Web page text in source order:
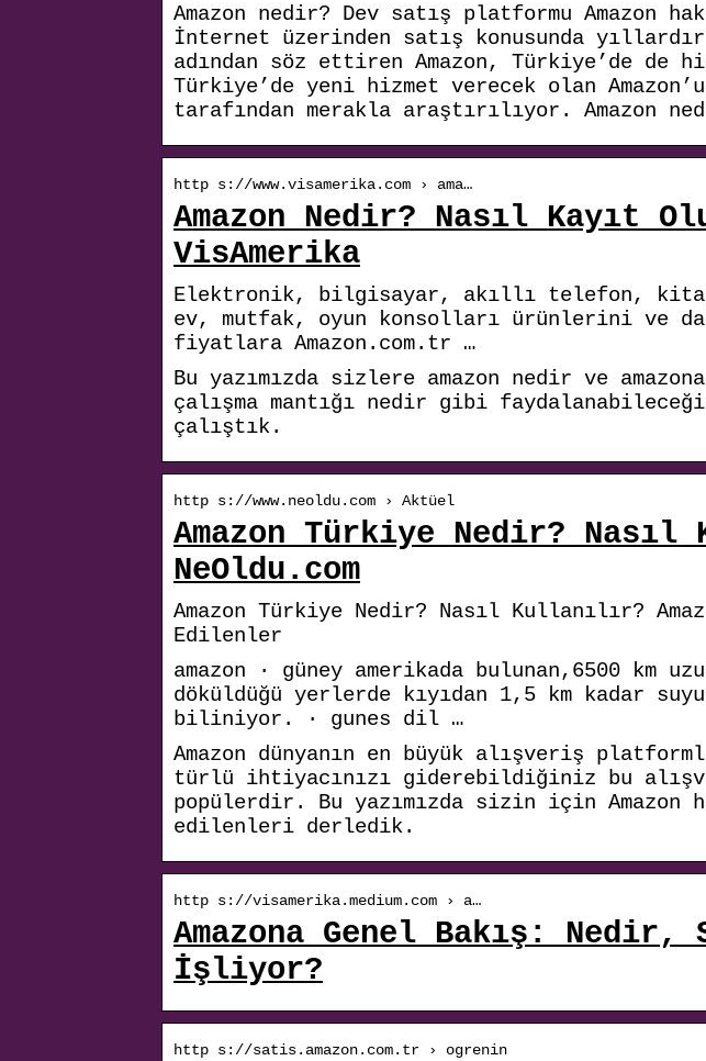
Amazon nedir? Dev satış platformu Amazon
İnternet üzerinden satış konusunda
adından söz ettiren Amazon, Türkiye’de de
Türkiye’de yeni hizmet verecek olan
tarafından merakla araştırılıyor. Amazon
http s://www.visamerika.com › ama…
Amazon Nedir? Nasıl Kayıt
VisAmerika
Elektronik, bilgisayar, akıllı telefon,
ev, mutfak, oyun konsolları ürünlerini ve
fiyatlara Amazon.com.tr …
Bu yazımızda sizlere amazon nedir ve
çalışma mantığı nedir gibi
çalıştık.
http s://www.neoldu.com › Aktüel
Amazon Türkiye Nedir?
NeOldu.com
Amazon Türkiye Nedir? Nasıl Kullanılır?
Edilenler
amazon · güney amerikada bulunan,6500 km
döküldüğü yerlerde kıyıdan 1,5 km kadar
biliniyor. · gunes dil …
Amazon dünyanın en büyük alışveriş
türlü ihtiyacınızı giderebildiğiniz bu
popülerdir. Bu yazımızda sizin için Amazon
edilenleri derledik.
http s://visamerika.medium.com › a…
Amazona Genel Bakış: Nedir,
İşliyor?
http s://satis.amazon.com.tr › ogrenin